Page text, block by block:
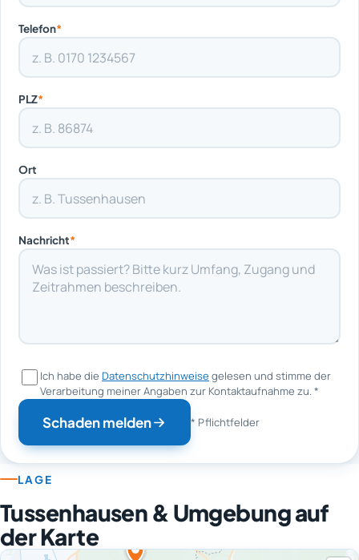
Telefon*
PLZ*
Ort
Nachricht*
Ich habe die Datenschutzhinweise gelesen und stimme der
Verarbeitung meiner Angaben zur Kontaktaufnahme zu.*
Schaden melden * Pflichtfelder
LAGE
Tussenhausen & Umgebung auf
der Karte